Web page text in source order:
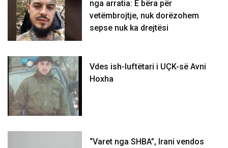
nga arratia: E bëra për
vetëmbrojtje, nuk dorëzohem
sepse nuk ka drejtësi
Vdes ish-luftëtari i UÇK-së Avni
Hoxha
“Varet nga SHBA”, Irani vendos